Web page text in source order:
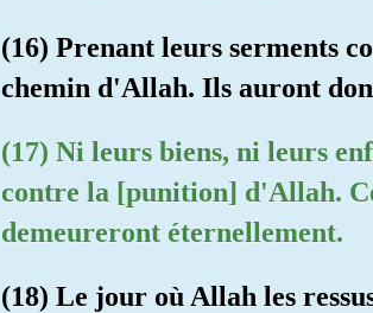
(16) Prenant leurs serments
chemin d'Allah. Ils auront
(17) Ni leurs biens, ni leurs
contre la [punition] d'Allah.
demeureront éternellement.
(18) Le jour où Allah les